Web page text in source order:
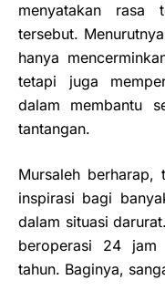
menyatakan rasa
tersebut.
hanya
tetapi juga
dalam membantu
tantangan.
Mursaleh berharap,
inspirasi bagi
dalam situasi
beroperasi 24
tahun. Baginya,